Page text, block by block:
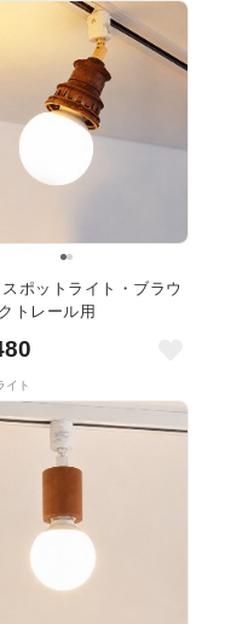
ポットライト・ブラウ
トレール用
イト